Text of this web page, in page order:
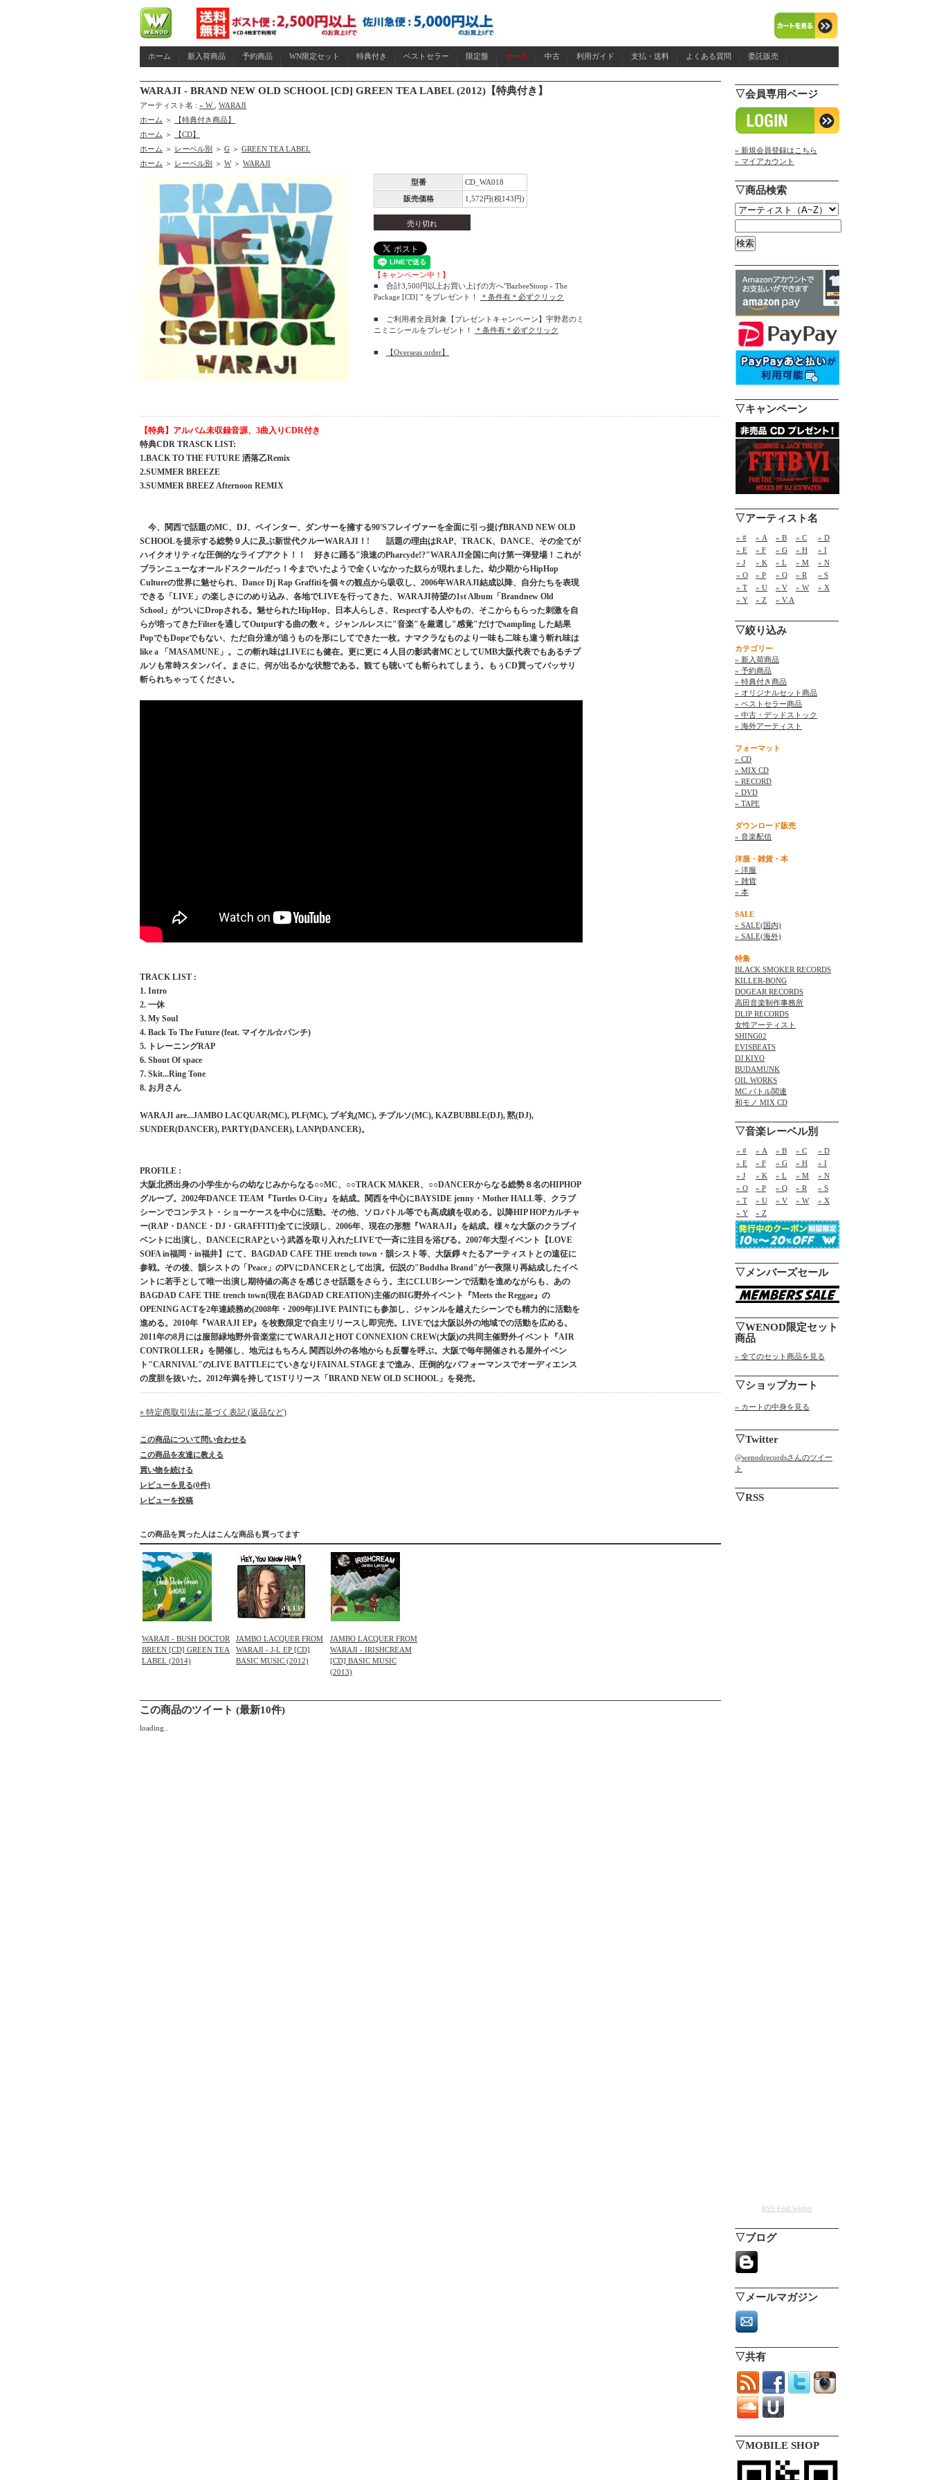
ホーム 新入荷商品 予約商品 WN限定セット 特典付き ベストセラー 限定盤 セール 中古 利用ガイド 支払・送料 よくある質問 委託販売
WARAJI - BRAND NEW OLD SCHOOL [CD] GREEN TEA LABEL (2012)【特典付き】
アーティスト名 : » W
WARAJI
ホーム ＞
【特典付き商品】
ホーム ＞
【CD】
ホーム ＞ レーベル別 ＞ G ＞ GREEN TEA LABEL
ホーム ＞ レーベル別 ＞ W ＞ WARAJI
型番
CD_WA018
販売価格
1,572円(税143円)
売り切れ
【キャンペーン中！】
■ 合計3,500円以上お買い上げの方へ"BazbeeStoop - The
Package [CD] " をプレゼント！
＊条件有＊必ずクリック
■ ご利用者全員対象【プレゼントキャンペーン】宇野君のミ
ニミニシールをプレゼント！
＊条件有＊必ずクリック
■ 【Overseas order】
【特典】アルバム未収録音源、3曲入りCDR付き
特典CDR TRASCK LIST:
1.BACK TO THE FUTURE 洒落乙Remix
2.SUMMER BREEZE
3.SUMMER BREEZ Afternoon REMIX
今、関西で話題のMC、DJ、ペインター、ダンサーを擁する90'Sフレイヴァーを全面に引っ提げBRAND NEW OLD
SCHOOLを提示する総勢９人に及ぶ新世代クルーWARAJI！! 話題の理由はRAP、TRACK、DANCE、その全てが
ハイクオリティな圧倒的なライブアクト！！ 好きに踊る"浪速のPharcyde!?"WARAJI全国に向け第一弾登場！これが
ブランニューなオールドスクールだっ！今までいたようで全くいなかった奴らが現れました。幼少期からHipHop
Cultureの世界に魅せられ、Dance Dj Rap Graffitiを個々の観点から吸収し、2006年WARAJI結成以降、自分たちを表現
できる「LIVE」の楽しさにのめり込み、各地でLIVEを行ってきた、WARAJI待望の1st Album「Brandnew Old
School」がついにDropされる。魅せられたHipHop、日本人らしさ、Respectする人やもの、そこからもらった刺激を自
らが培ってきたFilterを通してOutputする曲の数々。ジャンルレスに"音楽"を厳選し"感覚"だけでsampling した結果
PopでもDopeでもない、ただ自分達が追うものを形にしてできた一枚。ナマクラなものより一味も二味も違う斬れ味は
like a 「MASAMUNE」。この斬れ味はLIVEにも健在。更に更に４人目の影武者MCとしてUMB大阪代表でもあるチプ
ルソも常時スタンバイ。まさに、何が出るかな状態である。観ても聴いても斬られてしまう。もぅCD買ってバッサリ
斬られちゃってください。
TRACK LIST :
1. Intro
2. 一休
3. My Soul
4. Back To The Future (feat. マイケル☆パンチ)
5. トレーニングRAP
6. Shout Of space
7. Skit...Ring Tone
8. お月さん
WARAJI are...JAMBO LACQUAR(MC), PLF(MC), ブギ丸(MC), チプルソ(MC), KAZBUBBLE(DJ), 黙(DJ),
SUNDER(DANCER), PARTY(DANCER), LANP(DANCER)。
PROFILE :
大阪北摂出身の小学生からの幼なじみからなる○○MC、○○TRACK MAKER、○○DANCERからなる総勢８名のHIPHOP
グループ。2002年DANCE TEAM『Turtles O-City』を結成。関西を中心にBAYSIDE jenny・Mother HALL等、クラブ
シーンでコンテスト・ショーケースを中心に活動。その他、ソロバトル等でも高成績を収める。以降HIP HOPカルチャ
ー(RAP・DANCE・DJ・GRAFFITI)全てに没頭し、2006年、現在の形態『WARAJI』を結成。様々な大阪のクラブイ
ベントに出演し、DANCEにRAPという武器を取り入れたLIVEで一斉に注目を浴びる。2007年大型イベント【LOVE
SOFA in福岡・in福井】にて、BAGDAD CAFE THE trench town・韻シスト等、大阪錚々たるアーティストとの遠征に
参戦。その後、韻シストの「Peace」のPVにDANCERとして出演。伝説の"Buddha Brand"が一夜限り再結成したイベ
ントに若手として唯一出演し期待値の高さを感じさせ話題をさらう。主にCLUBシーンで活動を進めながらも、あの
BAGDAD CAFE THE trench town(現在 BAGDAD CREATION)主催のBIG野外イベント『Meets the Reggae』の
OPENING ACTを2年連続務め(2008年・2009年)LIVE PAINTにも参加し、ジャンルを越えたシーンでも精力的に活動を
進める。2010年『WARAJI EP』を枚数限定で自主リリースし即完売。LIVEでは大阪以外の地域での活動を広める。
2011年の8月には服部緑地野外音楽堂にてWARAJIとHOT CONNEXION CREW(大阪)の共同主催野外イベント『AIR
CONTROLLER』を開催し、地元はもちろん 関西以外の各地からも反響を呼ぶ。大阪で毎年開催される屋外イベン
ト"CARNIVAL"のLIVE BATTLEにていきなりFAINAL STAGEまで進み、圧倒的なパフォーマンスでオーディエンス
の度胆を抜いた。2012年満を持して1STリリース「BRAND NEW OLD SCHOOL」を発売。
» 特定商取引法に基づく表記 (返品など)
この商品について問い合わせる
この商品を友達に教える
買い物を続ける
レビューを見る(0件)
レビューを投稿
この商品を買った人はこんな商品も買ってます
WARAJI - BUSH DOCTOR
BREEN [CD] GREEN TEA
LABEL (2014)
JAMBO LACQUER FROM
WARAJI - J-L EP [CD]
BASIC MUSIC (2012)
JAMBO LACQUER FROM
WARAJI - IRISHCREAM
[CD] BASIC MUSIC
(2013)
この商品のツイート (最新10件)
loading..
▽会員専用ページ
» 新規会員登録はこちら
» マイアカウント
▽商品検索
▽キャンペーン
▽アーティスト名
» # » A » B » C
» D
» E
» F » G » H
» I
» J
» K » L » M
» N
» O
» P » Q » R
» S
» T
» U » V » W
» X
» Y
» Z » V.A
▽絞り込み
カテゴリー
» 新入荷商品
» 予約商品
» 特典付き商品
» オリジナルセット商品
» ベストセラー商品
» 中古・デッドストック
» 海外アーティスト
フォーマット
» CD
» MIX CD
» RECORD
» DVD
» TAPE
ダウンロード販売
» 音楽配信
洋服・雑貨・本
» 洋服
» 雑貨
» 本
SALE
» SALE(国内)
» SALE(海外)
特集
BLACK SMOKER RECORDS
KILLER-BONG
DOGEAR RECORDS
高田音楽制作事務所
DLIP RECORDS
女性アーティスト
SHING02
EVISBEATS
DJ KIYO
BUDAMUNK
OIL WORKS
MC バトル関連
和モノ MIX CD
▽音楽レーベル別
» # » A » B » C
» D
» E
» F » G » H
» I
» J
» K » L » M
» N
» O
» P » Q » R
» S
» T
» U » V » W
» X
» Y
» Z
▽メンバーズセール
▽WENOD限定セット
商品
» 全てのセット商品を見る
▽ショップカート
» カートの中身を見る
▽Twitter
@wenodrecordsさんのツイー
ト
▽RSS
RSS Feed Widget
▽ブログ
▽メールマガジン
▽共有
▽MOBILE SHOP